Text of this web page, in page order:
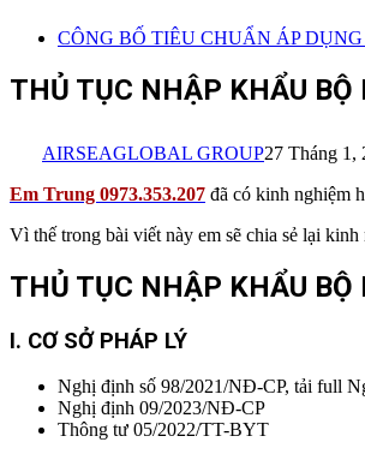
CÔNG BỐ TIÊU CHUẨN ÁP
THỦ TỤC NHẬP KHẨU BỘ
AIRSEAGLOBAL GROUP27 Tháng 1,
Em Trung 0973.353.207 đã có kinh nghiệm
Vì thế trong bài viết này em sẽ chia sẻ lại
THỦ TỤC NHẬP KHẨU BỘ
I. CƠ SỞ PHÁP LÝ
Nghị định số 98/2021/NĐ-CP, tải full
Nghị định 09/2023/NĐ-CP
Thông tư 05/2022/TT-BYT